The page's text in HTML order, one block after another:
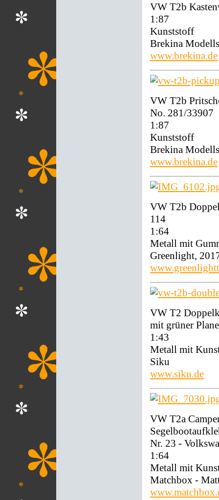
VW T2b
1:87
Kunststoff
Brekina
www.brekina.de
VW T2b
No. 281/33907
1:87
Kunststoff
Brekina
www.brekina.de
VW T2b
114
1:64
Metall mit
Greenlight,
VW T2
mit grüner Plane
1:43
Metall mit
Siku
www.siku.de
VW T2a
Nr. 23 -
1:64
Metall mit
Matchbox -